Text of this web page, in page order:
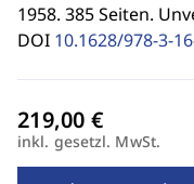
1958. 385 Seiten.
DOI 10.1628/978-3-
inkl. gesetzl. MwSt.